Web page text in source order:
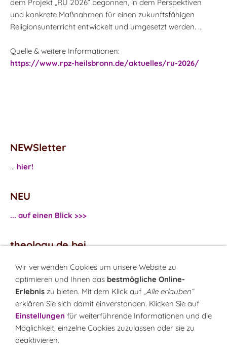
dem Projekt „RU 2026“ begonnen, in dem Perspektiven
und konkrete Maßnahmen für einen zukunftsfähigen
Religionsunterricht entwickelt und umgesetzt werden. ...
Quelle & weitere Informationen:
https://www.rpz-heilsbronn.de/aktuelles/ru-2026/
NEWSletter
... hier!
NEU
... auf einen Blick >>>
theology.de bei
...Facebook
...Twitter
Monatsrätsel
Rätseln & Gewinnen!
Wir verwenden Cookies um unsere Website zu
optimieren und Ihnen das bestmögliche Online-
Erlebnis zu bieten. Mit dem Klick auf „Alle erlauben“
erklären Sie sich damit einverstanden. Klicken Sie auf
Einstellungen für weiterführende Informationen und die
Möglichkeit, einzelne Cookies zuzulassen oder sie zu
deaktivieren.